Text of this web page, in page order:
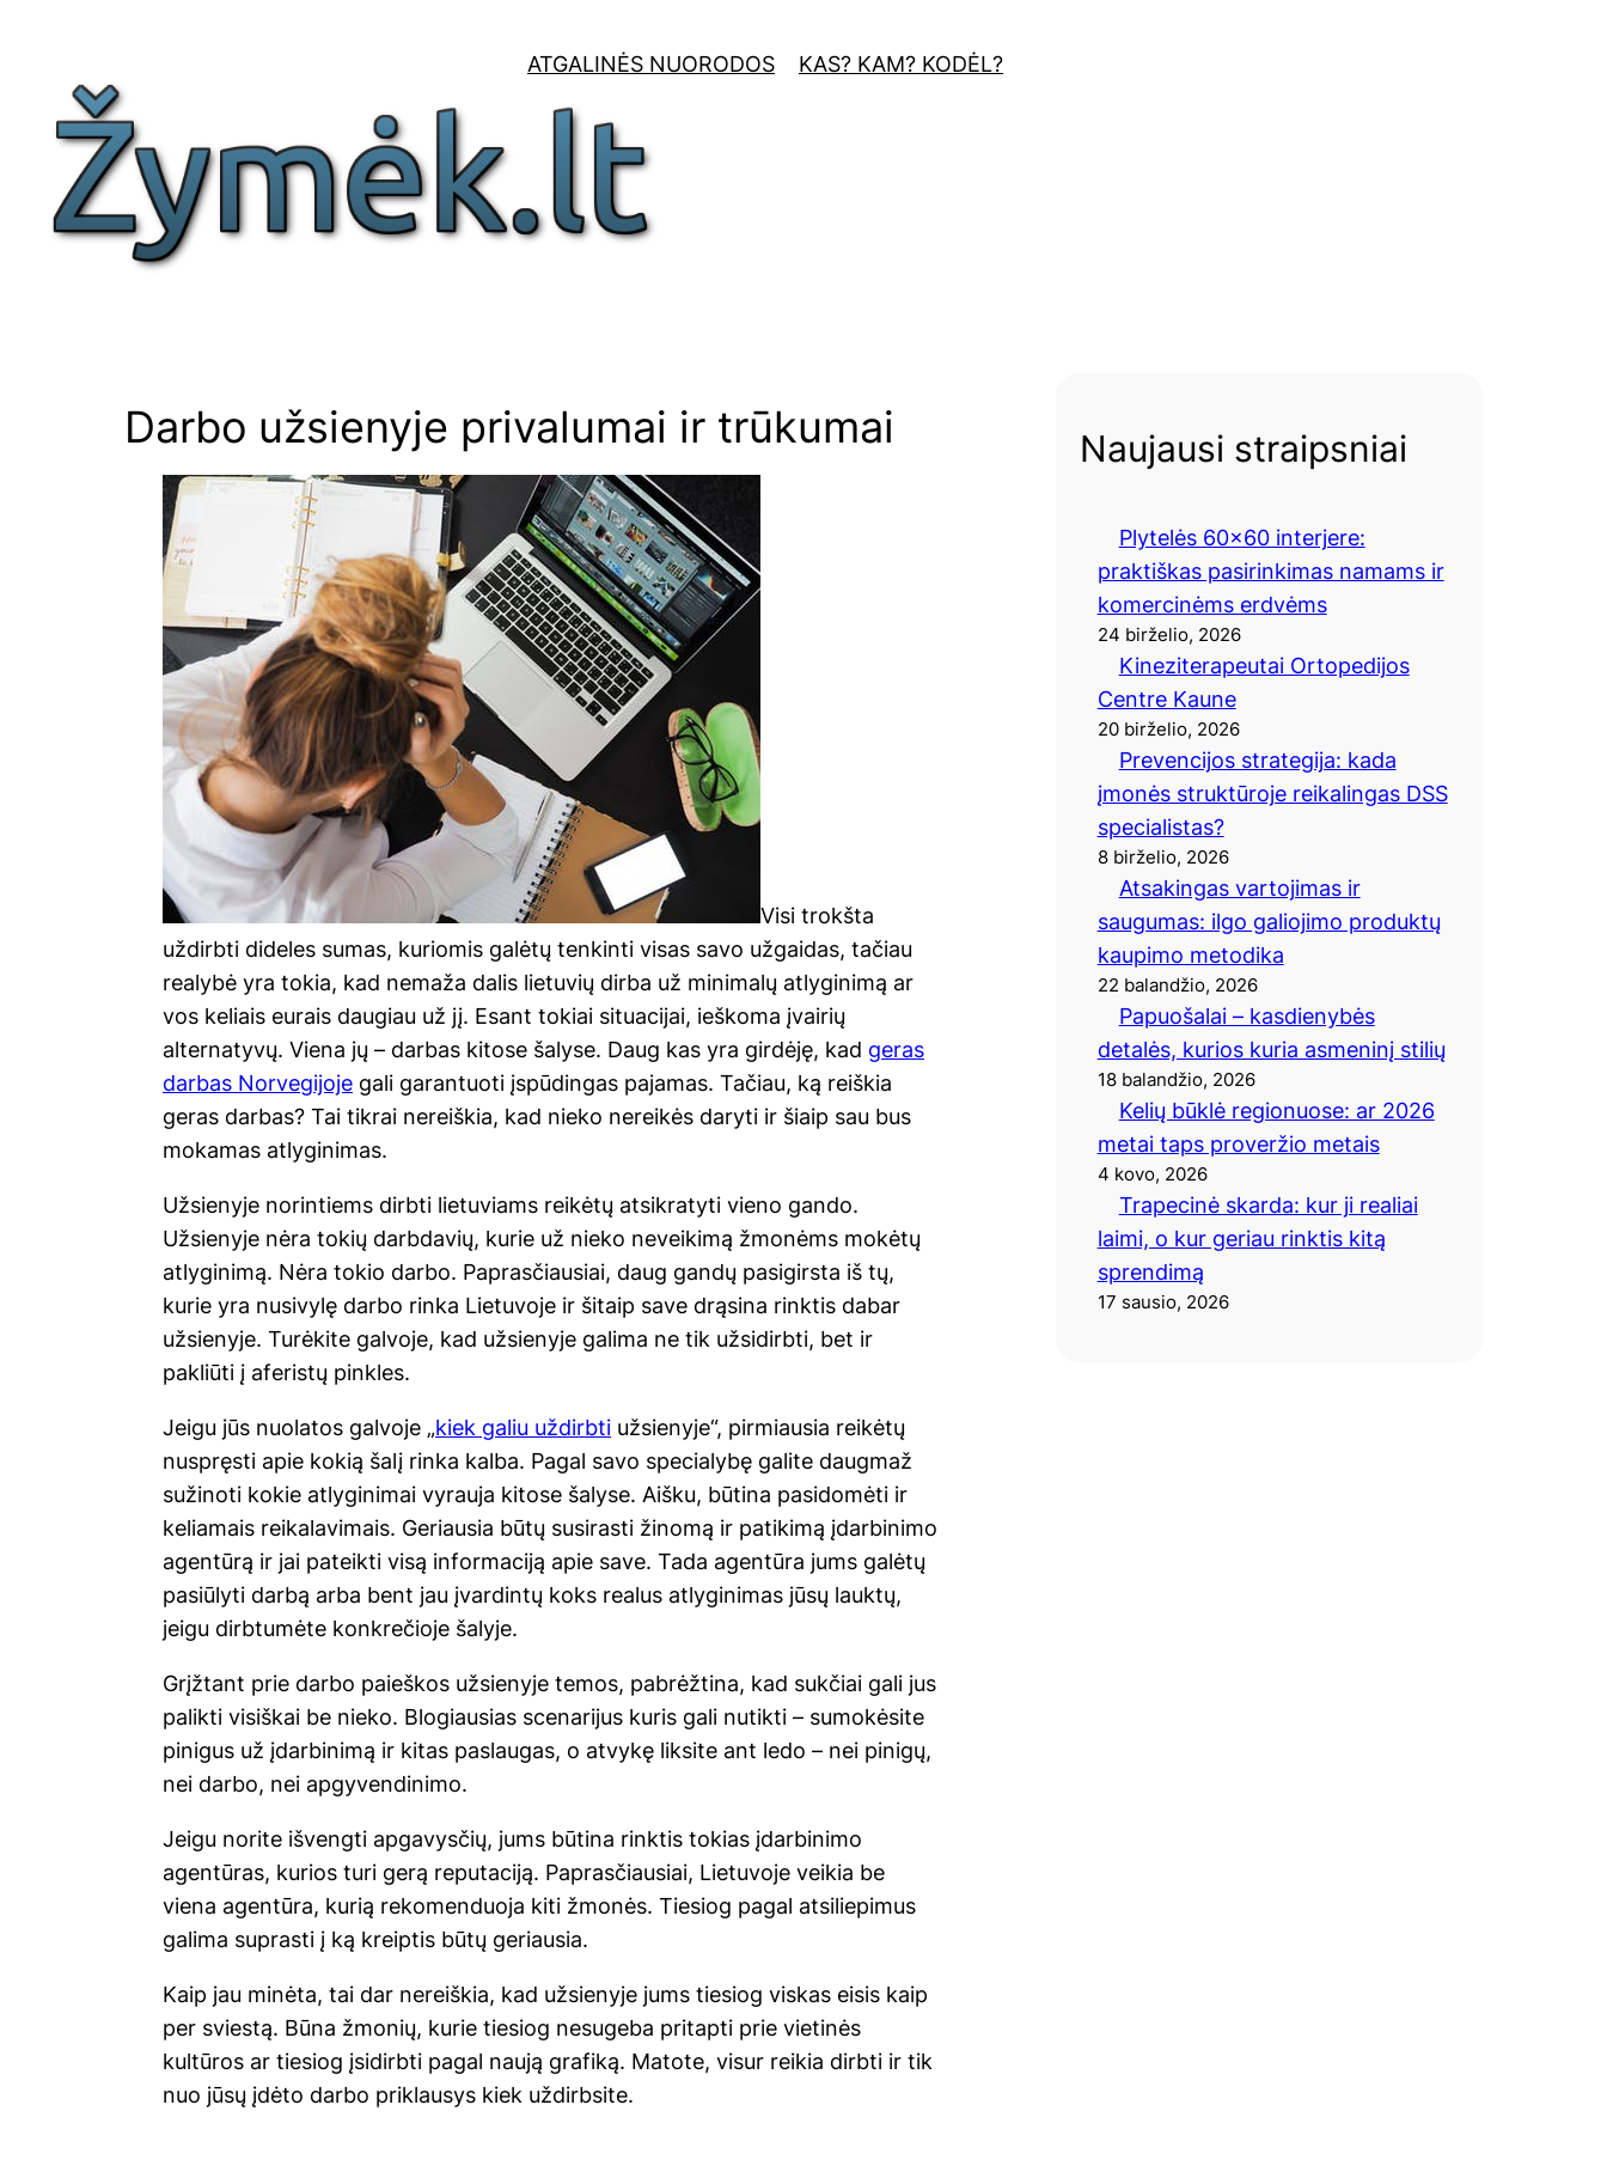
turinio
ATGALINĖS NUORODOS KAS? KAM? KODĖL?
Darbo užsienyje privalumai ir trūkumai
Visi trokšta
uždirbti dideles sumas, kuriomis galėtų tenkinti visas savo užgaidas, tačiau
realybė yra tokia, kad nemaža dalis lietuvių dirba už minimalų atlyginimą ar
vos keliais eurais daugiau už jį. Esant tokiai situacijai, ieškoma įvairių
alternatyvų. Viena jų – darbas kitose šalyse. Daug kas yra girdėję, kad geras
darbas Norvegijoje gali garantuoti įspūdingas pajamas. Tačiau, ką reiškia
geras darbas? Tai tikrai nereiškia, kad nieko nereikės daryti ir šiaip sau bus
mokamas atlyginimas.
Užsienyje norintiems dirbti lietuviams reikėtų atsikratyti vieno gando.
Užsienyje nėra tokių darbdavių, kurie už nieko neveikimą žmonėms mokėtų
atlyginimą. Nėra tokio darbo. Paprasčiausiai, daug gandų pasigirsta iš tų,
kurie yra nusivylę darbo rinka Lietuvoje ir šitaip save drąsina rinktis dabar
užsienyje. Turėkite galvoje, kad užsienyje galima ne tik užsidirbti, bet ir
pakliūti į aferistų pinkles.
Jeigu jūs nuolatos galvoje „kiek galiu uždirbti užsienyje“, pirmiausia reikėtų
nuspręsti apie kokią šalį rinka kalba. Pagal savo specialybę galite daugmaž
sužinoti kokie atlyginimai vyrauja kitose šalyse. Aišku, būtina pasidomėti ir
keliamais reikalavimais. Geriausia būtų susirasti žinomą ir patikimą įdarbinimo
agentūrą ir jai pateikti visą informaciją apie save. Tada agentūra jums galėtų
pasiūlyti darbą arba bent jau įvardintų koks realus atlyginimas jūsų lauktų,
jeigu dirbtumėte konkrečioje šalyje.
Grįžtant prie darbo paieškos užsienyje temos, pabrėžtina, kad sukčiai gali jus
palikti visiškai be nieko. Blogiausias scenarijus kuris gali nutikti – sumokėsite
pinigus už įdarbinimą ir kitas paslaugas, o atvykę liksite ant ledo – nei pinigų,
nei darbo, nei apgyvendinimo.
Jeigu norite išvengti apgavysčių, jums būtina rinktis tokias įdarbinimo
agentūras, kurios turi gerą reputaciją. Paprasčiausiai, Lietuvoje veikia be
viena agentūra, kurią rekomenduoja kiti žmonės. Tiesiog pagal atsiliepimus
galima suprasti į ką kreiptis būtų geriausia.
Kaip jau minėta, tai dar nereiškia, kad užsienyje jums tiesiog viskas eisis kaip
per sviestą. Būna žmonių, kurie tiesiog nesugeba pritapti prie vietinės
kultūros ar tiesiog įsidirbti pagal naują grafiką. Matote, visur reikia dirbti ir tik
nuo jūsų įdėto darbo priklausys kiek uždirbsite.
Naujausi straipsniai
Plytelės 60×60 interjere:
praktiškas pasirinkimas namams ir
komercinėms erdvėms
24 birželio, 2026
Kineziterapeutai Ortopedijos
Centre Kaune
20 birželio, 2026
Prevencijos strategija: kada
įmonės struktūroje reikalingas DSS
specialistas?
8 birželio, 2026
Atsakingas vartojimas ir
saugumas: ilgo galiojimo produktų
kaupimo metodika
22 balandžio, 2026
Papuošalai – kasdienybės
detalės, kurios kuria asmeninį stilių
18 balandžio, 2026
Kelių būklė regionuose: ar 2026
metai taps proveržio metais
4 kovo, 2026
Trapecinė skarda: kur ji realiai
laimi, o kur geriau rinktis kitą
sprendimą
17 sausio, 2026